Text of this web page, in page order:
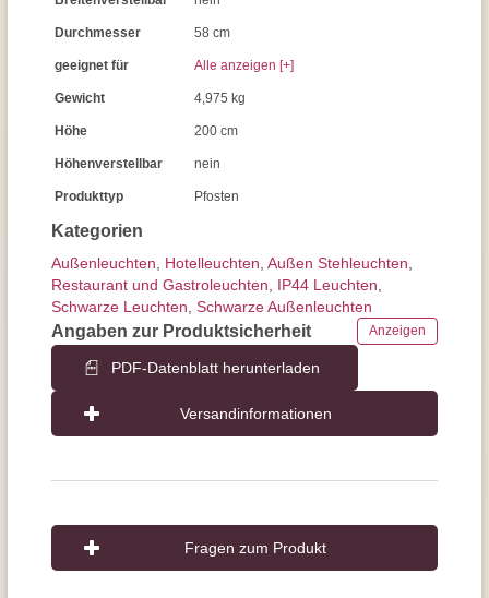
Kategorien
Außen­leuchten Hotelleuchten Außen Stehleuchten
Restaurant und Gastroleuchten
IP44 Leuchten
Schwarze Leuchten Schwarze Außenleuchten
Angaben zur Produktsicherheit Anzeigen
PDF-Datenblatt herunterladen
Versandinformationen
Durchmesser 58 cm
geeignet für Alle anzeigen [+]
Gewicht 4,975 kg
Höhe 200 cm
Höhenverstellbar nein
Produkttyp Pfosten
Fragen zum Produkt